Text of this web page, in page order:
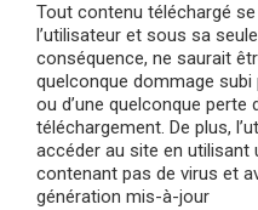
Tout contenu téléchargé
l’utilisateur et sous sa
conséquence, ne saurait
quelconque dommage subi
ou d’une quelconque
téléchargement. De plus,
accéder au site en utilisant
contenant pas de virus et
génération mis-à-jour